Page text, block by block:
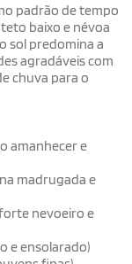
padrão de tempo
baixo e névoa
sol predomina a
agradáveis com
chuva para o
amanhecer e
na madrugada e
forte nevoeiro e
e ensolarado)